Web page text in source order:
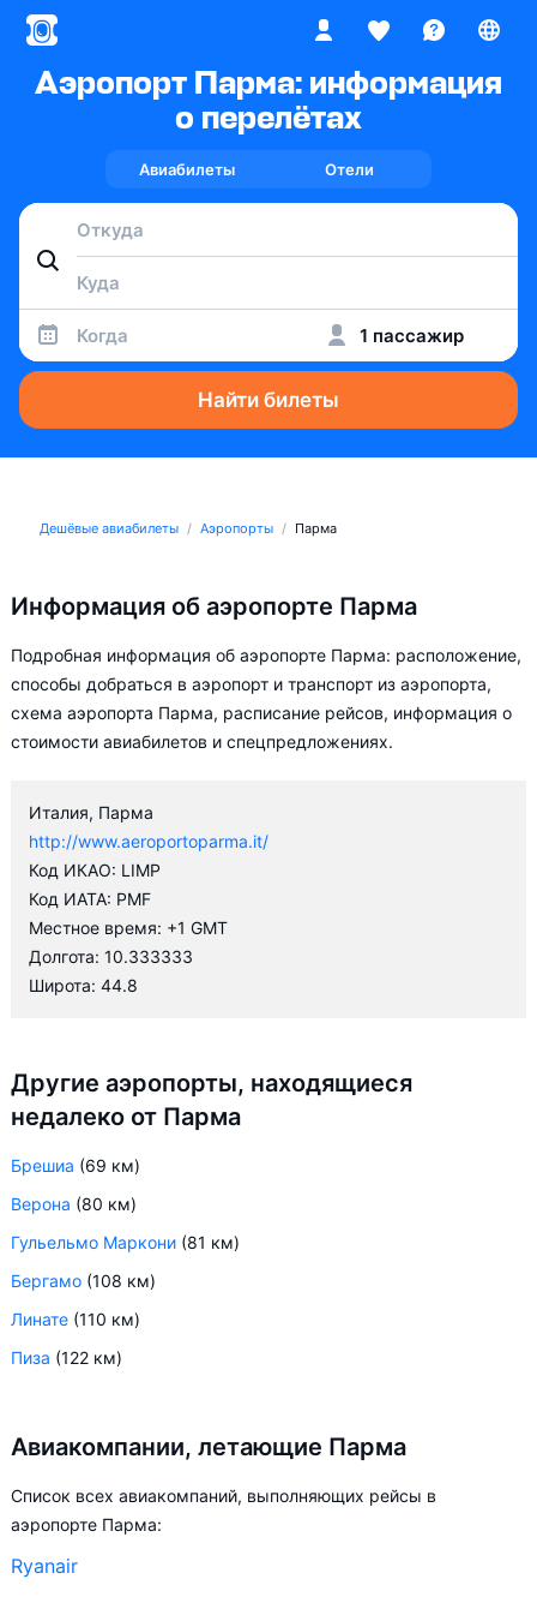
Аэропорт Парма: информация
о перелётах
Авиабилеты Отели
Когда 1 пассажир
Найти билеты
Дешёвые авиабилеты Аэропорты Парма
Информация об аэропорте Парма
Подробная информация об аэропорте Парма: расположение,
способы добраться в аэропорт и транспорт из аэропорта,
схема аэропорта Парма, расписание рейсов, информация о
стоимости авиабилетов и спецпредложениях.
Италия, Парма
http://www.aeroportoparma.it/
Код ИКАО: LIMP
Код ИАТА: PMF
Местное время: +1 GMT
Долгота: 10.333333
Широта: 44.8
Другие аэропорты, находящиеся
недалеко от Парма
Брешиа (69 км)
Верона (80 км)
Гульельмо Маркони (81 км)
Бергамо (108 км)
Линате (110 км)
Пиза (122 км)
Авиакомпании, летающие Парма
Список всех авиакомпаний, выполняющих рейсы в
аэропорте Парма:
Ryanair